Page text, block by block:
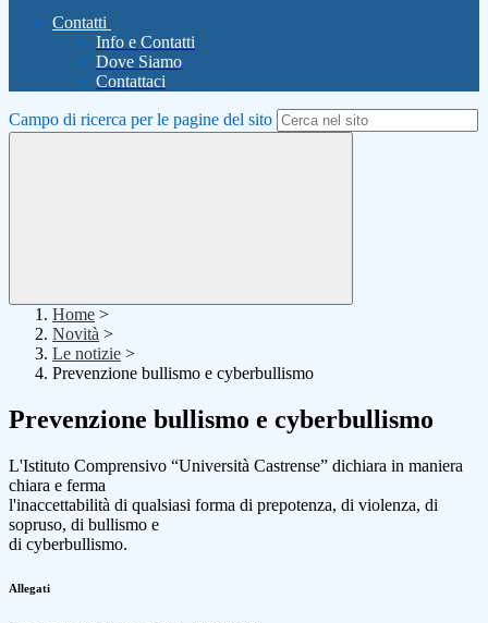
Contatti
Info e Contatti
Dove Siamo
Contattaci
Campo di ricerca per le pagine del sito
Home >
Novità >
Le notizie >
Prevenzione bullismo e cyberbullismo
Prevenzione bullismo e cyberbullismo
L'Istituto Comprensivo “Università Castrense” dichiara in maniera
chiara e ferma
l'inaccettabilità di qualsiasi forma di prepotenza, di violenza, di
sopruso, di bullismo e
di cyberbullismo.
Allegati